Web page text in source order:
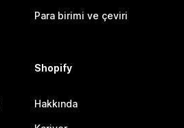
Para birimi ve çeviri
Shopify
Hakkında